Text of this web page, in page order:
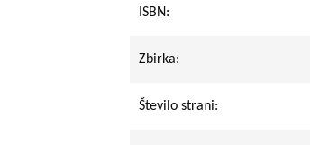
ISBN:
Zbirka:
Število strani: